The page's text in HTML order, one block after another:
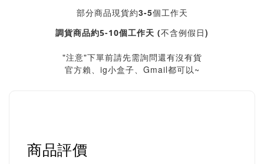
部分商品現貨約3-5個工作天
調貨商品約5-10個工作天 (不含例假日)
"注意"下單前請先需詢問還有沒有貨
官方賴、ig小盒子、Gmail都可以~
商品評價